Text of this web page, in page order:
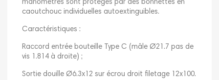
manomètres sont protégés par des bonnettes en
caoutchouc individuelles autoextinguibles.
Caractéristiques :
Raccord entrée bouteille Type C (mâle Ø21.7 pas de
vis 1.814 à droite) ;
Sortie douille Ø6.3x12 sur écrou droit filetage 12x100.